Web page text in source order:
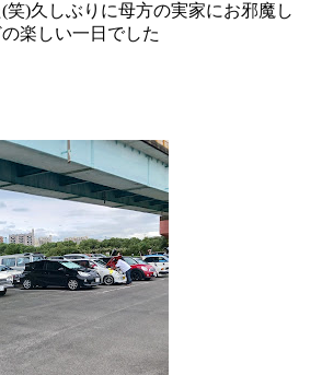
)久しぶりに母方の実家にお邪魔し
楽しい一日でした